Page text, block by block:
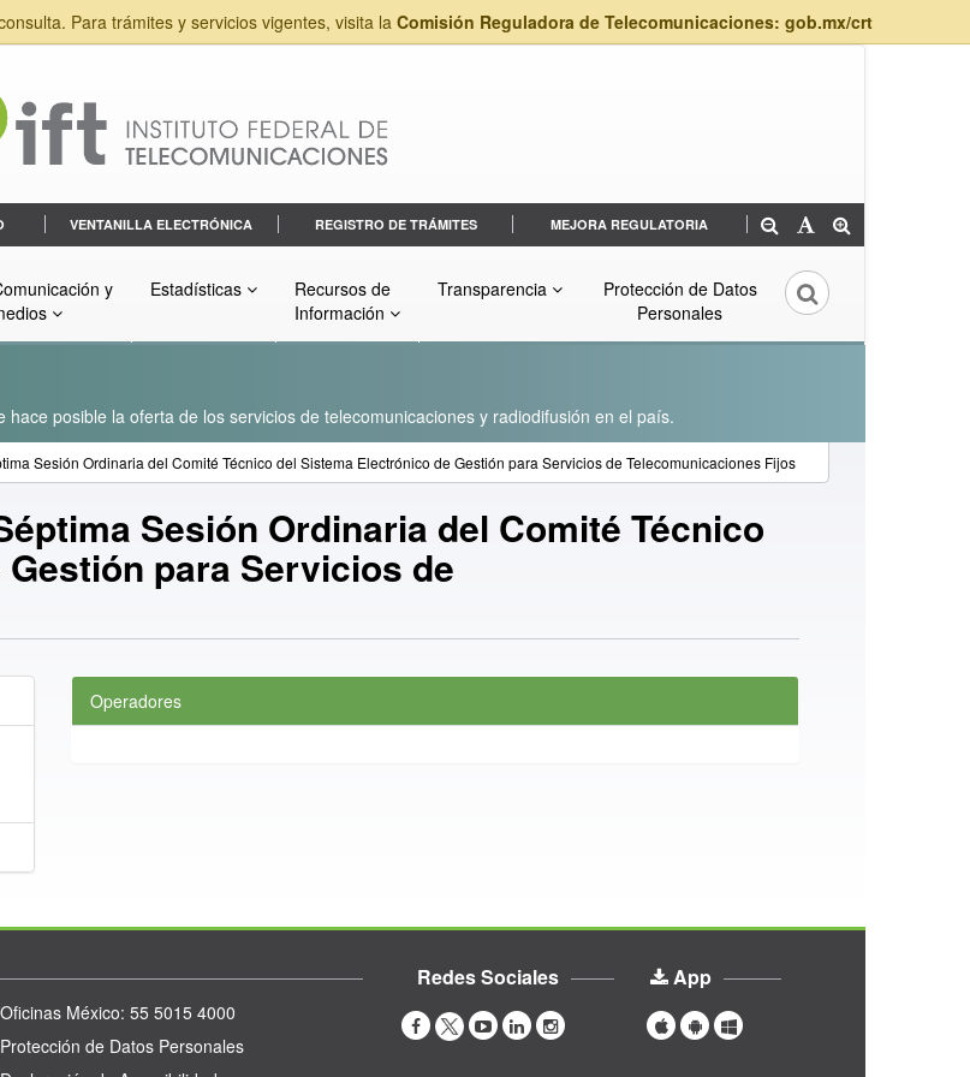
Para trámites y servicios vigentes, visita laComisión Reguladora de Telecomunicaciones: gob.mx/crt
VENTANILLA ELECTRÓNICA REGISTRO DE TRÁMITES MEJORA REGULATORIA
y
Estadísticas
Recursos de
Información
Transparencia
Protección de Datos
Personales
posible la oferta de los servicios de telecomunicaciones y radiodifusión en el país.
Sesión Ordinaria del Comité Técnico del Sistema Electrónico de Gestión para Servicios de Telecomunicaciones Fijos
Sesión Ordinaria del Comité Técnico
para Servicios de
Operadores
Oficinas México: 55 5015 4000
Protección de Datos Personales
Redes Sociales App